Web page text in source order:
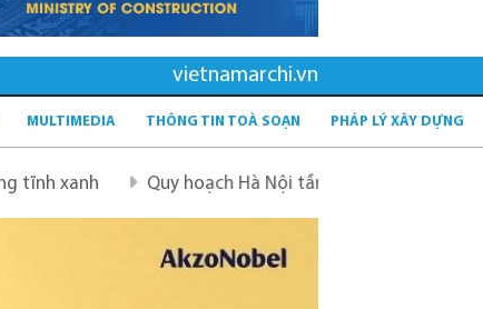
vietnamarchi.vn
MULTIMEDIA THÔNG TIN TOÀ SOẠN PHÁP LÝ XÂY DỰNG
Quy hoạch Hà Nội tầm nhìn 100 năm